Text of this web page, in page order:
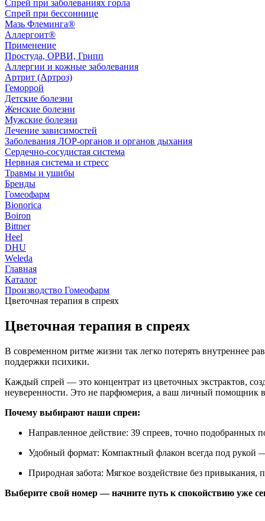
Спрей при заболеваниях горла
Спрей при бессоннице
Мазь Флеминга®
Аллергоит®
Применение
Простуда, ОРВИ, Грипп
Аллергии и кожные заболевания
Артрит (Артроз)
Геморрой
Детские болезни
Женские болезни
Мужские болезни
Лечение зависимостей
Заболевания ЛОР-органов и органов дыхания
Сердечно-сосудистая система
Нервная система и стресс
Травмы и ушибы
Бренды
Гомеофарм
Bionorica
Boiron
Bittner
Heel
DHU
Weleda
Главная
Каталог
Производство Гомеофарм
Цветочная терапия в спреях
Цветочная терапия в спреях
В современном ритме жизни так легко потерять внутреннее
поддержки психики.
Каждый спрей — это концентрат из цветочных экстрактов,
неуверенности. Это не парфюмерия, а ваш личный помощник
Почему выбирают наши спреи:
Направленное действие: 39 спреев, точно подобранных
Удобный формат: Компактный флакон всегда под рукой
Природная забота: Мягкое воздействие без привыкания,
Выберите свой номер — начните путь к спокойствию уже